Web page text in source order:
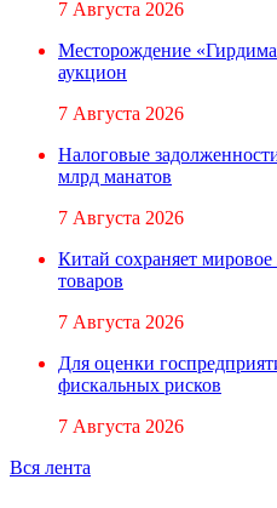
7 Августа 2026
Месторождение
аукцион
7 Августа 2026
Налоговые
млрд манатов
7 Августа 2026
Китай сохраняет
товаров
7 Августа 2026
Для оценки
фискальных рисков
7 Августа 2026
Вся лента